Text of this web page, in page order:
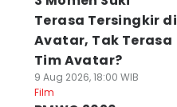
Terasa Tersingkir di
Avatar, Tak Terasa
Tim Avatar?
9 Aug 2026, 18:00 WIB
Film